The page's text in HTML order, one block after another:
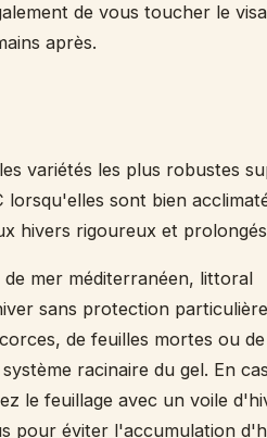
de vous toucher le
après.
variétés les plus robustes
lorsqu'elles sont bien
hivers rigoureux et
mer méditerranéen, littoral
sans protection
de feuilles mortes ou
racinaire du gel. En
le feuillage avec un voile
pour éviter l'accumulation